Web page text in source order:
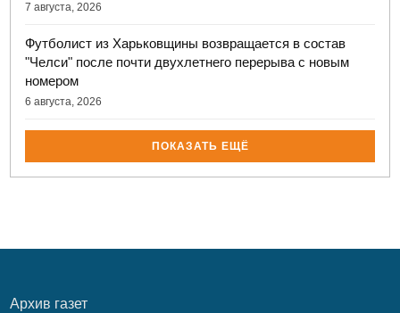
7 августа, 2026
Футболист из Харьковщины возвращается в состав
"Челси" после почти двухлетнего перерыва с новым
номером
6 августа, 2026
ПОКАЗАТЬ ЕЩЁ
Архив газет